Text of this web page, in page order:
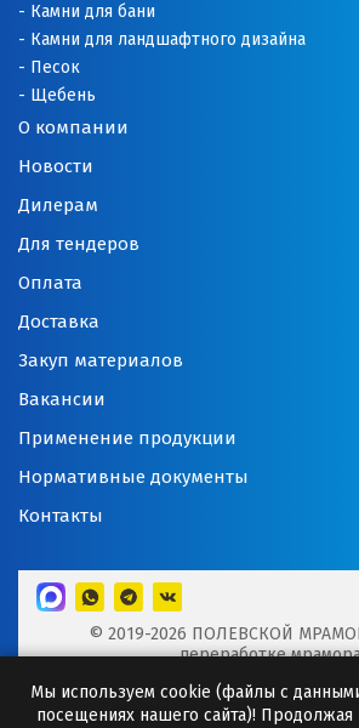
О компании
Новости
Дилерам
Для тендеров
Оплата
Доставка
Закуп материалов
Вакансии
Применение продукции
Нормативные документы
Контакты
Камни для бани
Камни для ландшафтного дизайна
Песок
Щебень
© 2019-2026 ПОЛЕВСКОЙ
переработке
Минеральные порошки, Добавки для
Мы используем cookie (файлы с
посещениях нашего сайта)! Продолжая